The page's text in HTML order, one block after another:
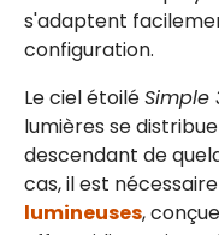
s'adaptent
configuration.
Le ciel étoiléSimple
lumières se
descendant de
cas, il est
lumineuses,